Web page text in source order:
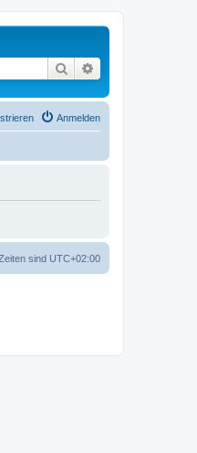
Suche
Anmelden
sind UTC+02:00